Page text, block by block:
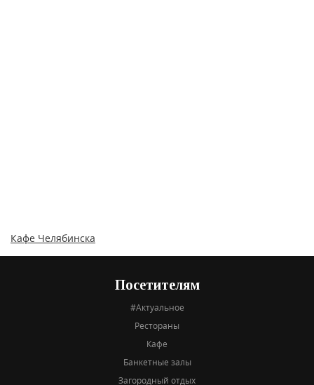
Кафе Челябинска
Посетителям
#Актуальное
Рестораны
Кафе
Банкетные залы
Загородный отдых